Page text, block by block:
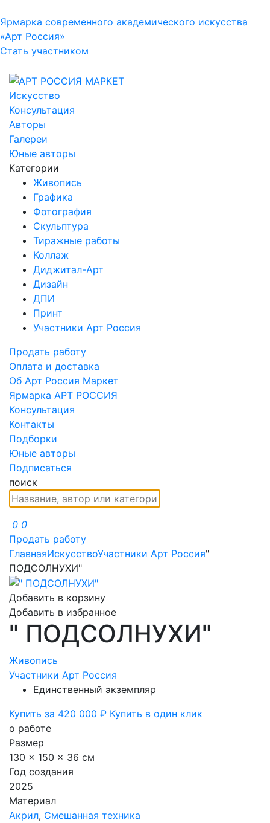
Ярмарка современного академического искусства
«Арт Россия»
Стать участником
Искусство
Консультация
Авторы
Галереи
Юные авторы
Категории
Живопись
Графика
Фотография
Скульптура
Тиражные работы
Коллаж
Диджитал-Арт
Дизайн
ДПИ
Принт
Участники Арт Россия
Продать работу
Оплата и доставка
Об Арт Россия Маркет
Ярмарка АРТ РОССИЯ
Консультация
Контакты
Подборки
Юные авторы
Подписаться
поиск
0 0
Продать работу
ГлавнаяИскусствоУчастники Арт Россия"
ПОДСОЛНУХИ"
Добавить в корзину
Добавить в избранное
" ПОДСОЛНУХИ"
Живопись
Участники Арт Россия
Единственный экземпляр
Купить за 420 000 ₽ Купить в один клик
о работе
Размер
130 x 150 x 36 см
Год создания
2025
Материал
Акрил, Смешанная техника